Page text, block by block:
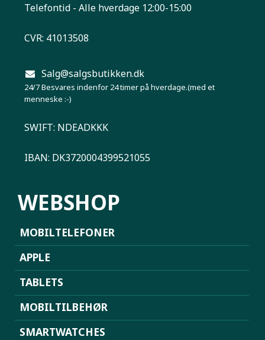
Telefontid - Alle hverdage 12:00-15:00
CVR: 41013508
Salg@salgsbutikken.dk
24/7 Besvares indenfor 24 timer på hverdage.(med et
menneske :-)
SWIFT: NDEADKKK
IBAN: DK3720004399521055
WEBSHOP
MOBILTELEFONER
APPLE
TABLETS
MOBILTILBEHØR
SMARTWATCHES